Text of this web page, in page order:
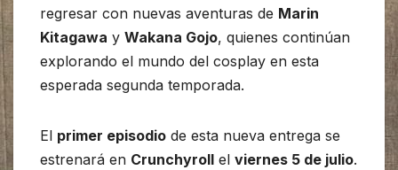
regresar con nuevas aventuras de Marin
Kitagawa y Wakana Gojo, quienes continúan
explorando el mundo del cosplay en esta
esperada segunda temporada.
El primer episodio de esta nueva entrega se
estrenará en Crunchyroll el viernes 5 de julio.